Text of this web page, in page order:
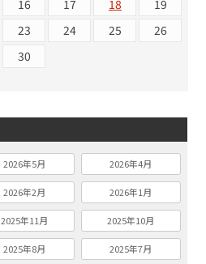
16 17 18
19
23 24 25
26
30
2026年5月 2026年4月
2026年2月 2026年1月
2025年11月 2025年10月
2025年8月 2025年7月